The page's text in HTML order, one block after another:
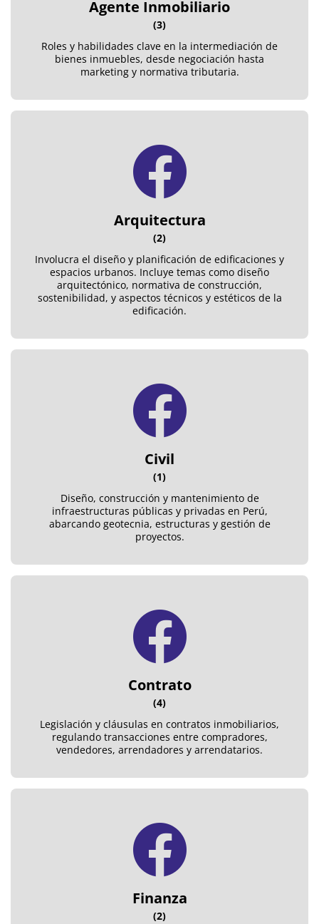
Agente Inmobiliario
(3)
Roles y habilidades clave en la intermediación de
bienes inmuebles, desde negociación hasta
marketing y normativa tributaria.
Arquitectura
(2)
Involucra el diseño y planificación de edificaciones y
espacios urbanos. Incluye temas como diseño
arquitectónico, normativa de construcción,
sostenibilidad, y aspectos técnicos y estéticos de la
edificación.
Civil
(1)
Diseño, construcción y mantenimiento de
infraestructuras públicas y privadas en Perú,
abarcando geotecnia, estructuras y gestión de
proyectos.
Contrato
(4)
Legislación y cláusulas en contratos inmobiliarios,
regulando transacciones entre compradores,
vendedores, arrendadores y arrendatarios.
Finanza
(2)